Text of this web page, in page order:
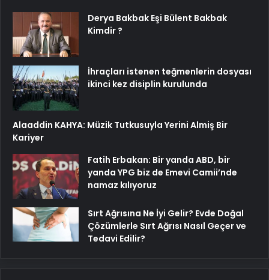
Derya Bakbak Eşi Bülent Bakbak
Kimdir ?
İhraçları istenen teğmenlerin dosyası
ikinci kez disiplin kurulunda
Alaaddin KAHYA: Müzik Tutkusuyla Yerini Almiş Bir
Kariyer
Fatih Erbakan: Bir yanda ABD, bir
yanda YPG biz de Emevi Camii’nde
namaz kılıyoruz
Sırt Ağrısına Ne İyi Gelir? Evde Doğal
Çözümlerle Sırt Ağrısı Nasıl Geçer ve
Tedavi Edilir?